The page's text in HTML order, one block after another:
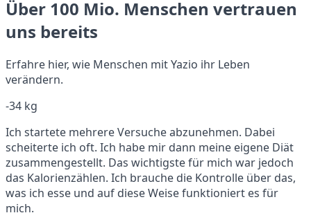
Über 100 Mio. Menschen vertrauen
uns bereits
Erfahre hier, wie Menschen mit Yazio ihr Leben
verändern.
-34 kg
Ich startete mehrere Versuche abzunehmen. Dabei
scheiterte ich oft. Ich habe mir dann meine eigene Diät
zusammengestellt. Das wichtigste für mich war jedoch
das Kalorienzählen. Ich brauche die Kontrolle über das,
was ich esse und auf diese Weise funktioniert es für
mich.